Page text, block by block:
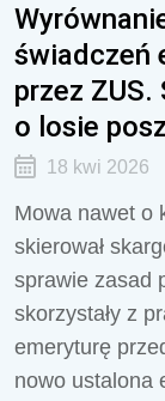
świadczeń
przez
o losie
18 kwi 2026
Mowa nawet o
skierował
sprawie zasad
skorzystały z
emeryturę
nowo ustalona